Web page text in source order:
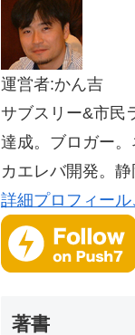
運営者:かん吉
サブスリー&市民
達成。ブロガー。
カエレバ開発。静
詳細プロフィール
著書